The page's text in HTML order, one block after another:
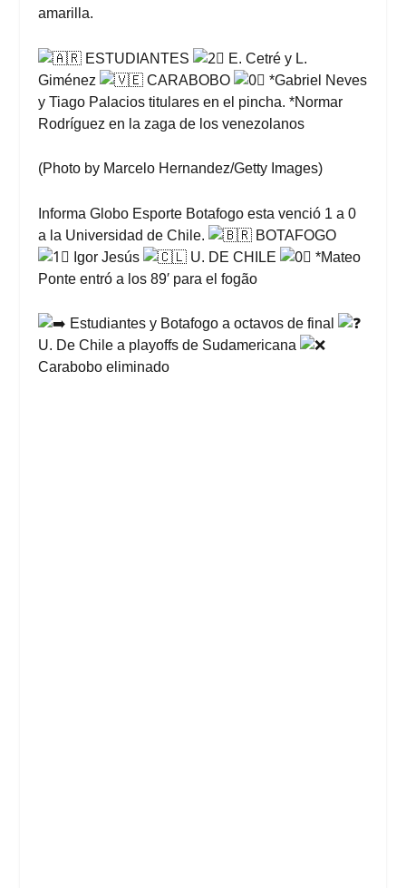
amarilla.
ESTUDIANTES
E. Cetré y L.
Giménez
CARABOBO
*Gabriel Neves
y Tiago Palacios titulares en el pincha. *Normar
Rodríguez en la zaga de los venezolanos
(Photo by Marcelo Hernandez/Getty Images)
Informa Globo Esporte Botafogo esta venció 1 a 0
a la Universidad de Chile.
BOTAFOGO
Igor Jesús
U. DE CHILE
*Mateo
Ponte entró a los 89′ para el fogão
Estudiantes y Botafogo a octavos de final
U. De Chile a playoffs de Sudamericana
Carabobo eliminado